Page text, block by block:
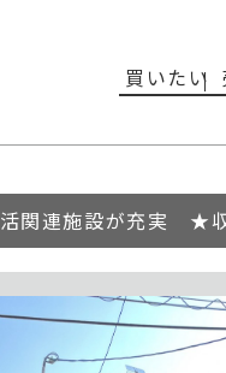
買いたい
連施設が充実 ★収